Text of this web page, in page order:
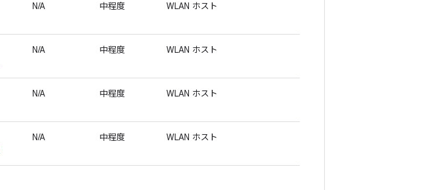
N/A 中程度 WLAN ホスト
N/A 中程度 WLAN ホスト
N/A 中程度 WLAN ホスト
N/A 中程度 WLAN ホスト